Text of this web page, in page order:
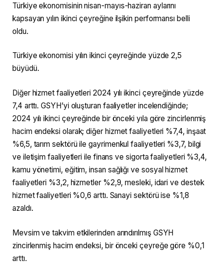
Türkiye ekonomisinin nisan-mayıs-haziran aylarını
kapsayan yılın ikinci çeyreğine ilşikin performansı belli
oldu.
Türkiye ekonomisi yılın ikinci çeyreğinde yüzde 2,5
büyüdü.
Diğer hizmet faaliyetleri 2024 yılı ikinci çeyreğinde yüzde
7,4 arttı. GSYH’yi oluşturan faaliyetler incelendiğinde;
2024 yılı ikinci çeyreğinde bir önceki yıla göre zincirlenmiş
hacim endeksi olarak; diğer hizmet faaliyetleri %7,4, inşaat
%6,5, tarım sektörü ile gayrimenkul faaliyetleri %3,7, bilgi
ve iletişim faaliyetleri ile finans ve sigorta faaliyetleri %3,4,
kamu yönetimi, eğitim, insan sağlığı ve sosyal hizmet
faaliyetleri %3,2, hizmetler %2,9, mesleki, idari ve destek
hizmet faaliyetleri %0,6 arttı. Sanayi sektörü ise %1,8
azaldı.
Mevsim ve takvim etkilerinden arındırılmış GSYH
zincirlenmiş hacim endeksi, bir önceki çeyreğe göre %0,1
arttı.